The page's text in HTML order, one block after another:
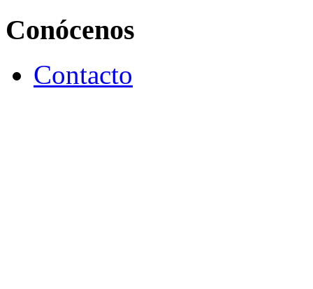
Conócenos
Contacto